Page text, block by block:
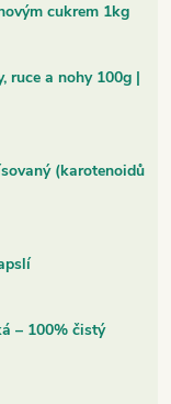
cukrem 1kg
ruce a nohy 100g |
(karotenoidů
– 100% čistý